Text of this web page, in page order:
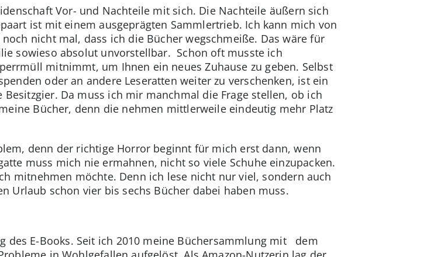
Vor- und Nachteile mit sich. Die Nachteile äußern sich
ist mit einem ausgeprägten Sammlertrieb. Ich kann mich von
nicht mal, dass ich die Bücher wegschmeiße. Das wäre für
sowieso absolut unvorstellbar. Schon oft musste ich
mitnimmt, um Ihnen ein neues Zuhause zu geben. Selbst
oder an andere Leseratten weiter zu verschenken, ist ein
Da muss ich mir manchmal die Frage stellen, ob ich
Bücher, denn die nehmen mittlerweile eindeutig mehr Platz
denn der richtige Horror beginnt für mich erst dann, wenn
muss mich nie ermahnen, nicht so viele Schuhe einzupacken.
mitnehmen möchte. Denn ich lese nicht nur viel, sondern auch
Urlaub schon vier bis sechs Bücher dabei haben muss.
des E-Books. Seit ich 2010 meine Büchersammlung mit dem